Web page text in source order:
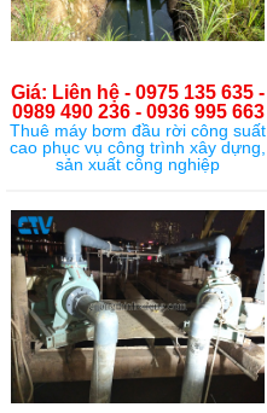
Giá: Liên hệ - 0975 135 635 -
0989 490 236 - 0936 995 663
Thuê máy bơm đầu rời công suất
cao phục vụ công trình xây dựng,
sản xuất công nghiệp